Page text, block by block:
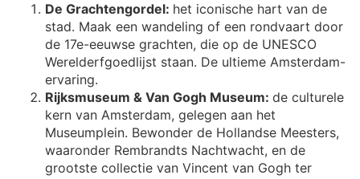
De Grachtengordel: het iconische hart van de
stad. Maak een wandeling of een rondvaart door
de 17e-eeuwse grachten, die op de UNESCO
Werelderfgoedlijst staan. De ultieme Amsterdam-
ervaring.
Rijksmuseum & Van Gogh Museum: de culturele
kern van Amsterdam, gelegen aan het
Museumplein. Bewonder de Hollandse Meesters,
waaronder Rembrandts Nachtwacht, en de
grootste collectie van Vincent van Gogh ter